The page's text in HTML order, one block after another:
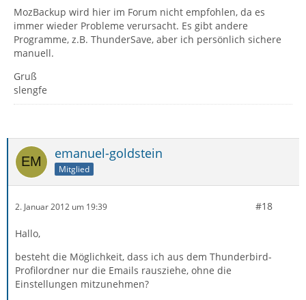
MozBackup wird hier im Forum nicht empfohlen, da es
immer wieder Probleme verursacht. Es gibt andere
Programme, z.B. ThunderSave, aber ich persönlich sichere
manuell.
Gruß
slengfe
emanuel-goldstein
Mitglied
2. Januar 2012 um 19:39 #18
Hallo,
besteht die Möglichkeit, dass ich aus dem Thunderbird-
Profilordner nur die Emails rausziehe, ohne die
Einstellungen mitzunehmen?